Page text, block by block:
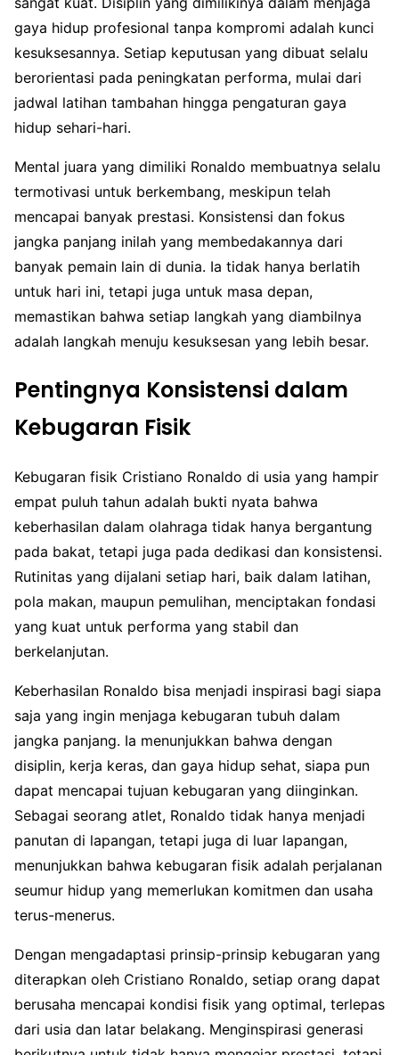
gaya hidup profesional tanpa kompromi adalah kunci
kesuksesannya. Setiap keputusan yang dibuat selalu
berorientasi pada peningkatan performa, mulai dari
jadwal latihan tambahan hingga pengaturan gaya
hidup sehari-hari.
Mental juara yang dimiliki Ronaldo membuatnya selalu
termotivasi untuk berkembang, meskipun telah
mencapai banyak prestasi. Konsistensi dan fokus
jangka panjang inilah yang membedakannya dari
banyak pemain lain di dunia. Ia tidak hanya berlatih
untuk hari ini, tetapi juga untuk masa depan,
memastikan bahwa setiap langkah yang diambilnya
adalah langkah menuju kesuksesan yang lebih besar.
Pentingnya Konsistensi dalam
Kebugaran Fisik
Kebugaran fisik Cristiano Ronaldo di usia yang hampir
empat puluh tahun adalah bukti nyata bahwa
keberhasilan dalam olahraga tidak hanya bergantung
pada bakat, tetapi juga pada dedikasi dan konsistensi.
Rutinitas yang dijalani setiap hari, baik dalam latihan,
pola makan, maupun pemulihan, menciptakan fondasi
yang kuat untuk performa yang stabil dan
berkelanjutan.
Keberhasilan Ronaldo bisa menjadi inspirasi bagi siapa
saja yang ingin menjaga kebugaran tubuh dalam
jangka panjang. Ia menunjukkan bahwa dengan
disiplin, kerja keras, dan gaya hidup sehat, siapa pun
dapat mencapai tujuan kebugaran yang diinginkan.
Sebagai seorang atlet, Ronaldo tidak hanya menjadi
panutan di lapangan, tetapi juga di luar lapangan,
menunjukkan bahwa kebugaran fisik adalah perjalanan
seumur hidup yang memerlukan komitmen dan usaha
terus-menerus.
Dengan mengadaptasi prinsip-prinsip kebugaran yang
diterapkan oleh Cristiano Ronaldo, setiap orang dapat
berusaha mencapai kondisi fisik yang optimal, terlepas
dari usia dan latar belakang. Menginspirasi generasi